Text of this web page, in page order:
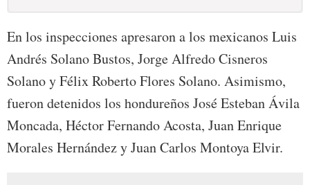
En los inspecciones apresaron a los mexicanos Luis
Andrés Solano Bustos, Jorge Alfredo Cisneros
Solano y Félix Roberto Flores Solano. Asimismo,
fueron detenidos los hondureños José Esteban Ávila
Moncada, Héctor Fernando Acosta, Juan Enrique
Morales Hernández y Juan Carlos Montoya Elvir.